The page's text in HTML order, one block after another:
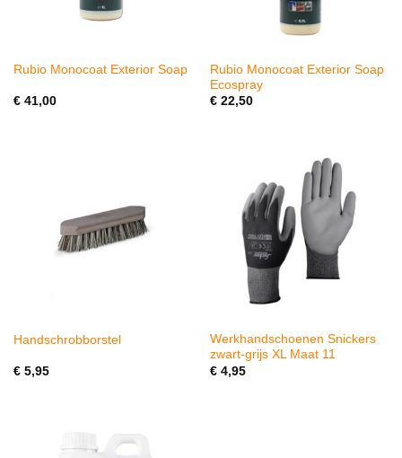
Rubio Monocoat Exterior Soap
€41,00
Rubio Monocoat Exterior Soap
Ecospray
€22,50
Handschrobborstel
€5,95
Werkhandschoenen Snickers
zwart-grijs XL Maat 11
€4,95